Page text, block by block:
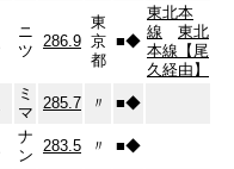
ニ
ツ
286.9
東
京
都
■◆
東北本
線
東北
本線【尾
久経由】
ミ
マ
285.7 〃 ■◆
ナ
ン
283.5 〃 ■◆